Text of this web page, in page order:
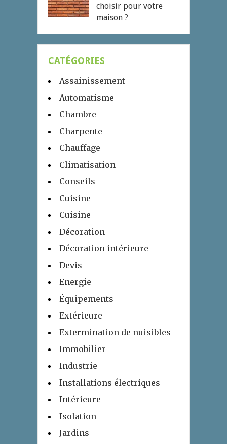
choisir pour votre
maison ?
CATÉGORIES
Assainissement
Automatisme
Chambre
Charpente
Chauffage
Climatisation
Conseils
Cuisine
Cuisine
Décoration
Décoration intérieure
Devis
Energie
Équipements
Extérieure
Extermination de nuisibles
Immobilier
Industrie
Installations électriques
Intérieure
Isolation
Jardins